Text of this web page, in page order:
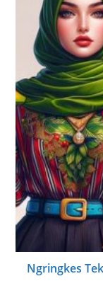
Ngringkes